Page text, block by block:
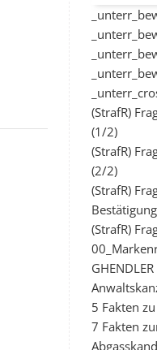
(StrafR)
(1/2)
(StrafR)
(2/2)
(StrafR)
Bestätigung
(StrafR)
GHENDLER
5 Fakten
7 Fakten